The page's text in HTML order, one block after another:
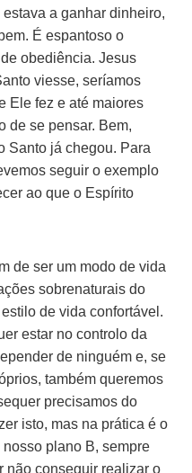
a ganhar dinheiro,
É espantoso o
obediência. Jesus
viesse, seríamos
Ele fez e até maiores
de se pensar. Bem,
Santo já chegou. Para
seguir o exemplo
ao que o Espírito
de ser um modo de vida
sobrenaturais do
de vida confortável.
estar no controlo da
de ninguém e, se
também queremos
precisamos do
isto, mas na prática é o
plano B, sempre
não conseguir realizar o